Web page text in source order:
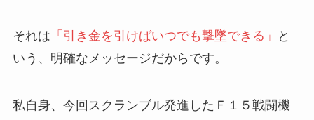
それは 「引き金を引けばいつでも撃墜できる」
と
いう、明確なメッセージだからです。
私自身、今回スクランブル発進したＦ１５戦闘機